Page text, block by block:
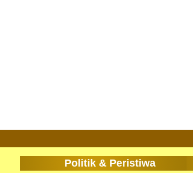
Politik & Peristiwa